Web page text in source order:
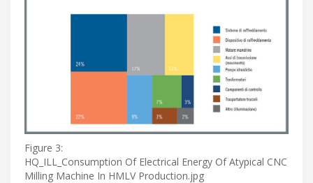
Figure 3:
HQ_ILL_Consumption Of Electrical Energy Of Atypical CNC
Milling Machine In HMLV Production.jpg